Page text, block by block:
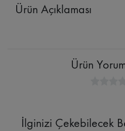
Ürün Açıklaması
Ürün
İlginizi Çekebilecek